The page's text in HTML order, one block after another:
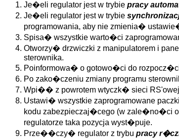
Je�eli regulator jest w trybie pracy
Je�eli regulator jest w trybie
programowania, aby nie zmienia�
Spisa� wszystkie warto�ci
Otworzy� drzwiczki z manipulatorem i
sterownika.
Poinformowa� o gotowo�ci do
Po zako�czeniu zmiany programu
Wpi�� z powrotem wtyczk� sieci RS'owej
Ustawi� wszystkie zaprogramowane
kodu zabezpieczaj�cego (w zale�no�ci
regulatorze taka pozycja wyst�puje.
Prze��czy� regulator z trybu pracy